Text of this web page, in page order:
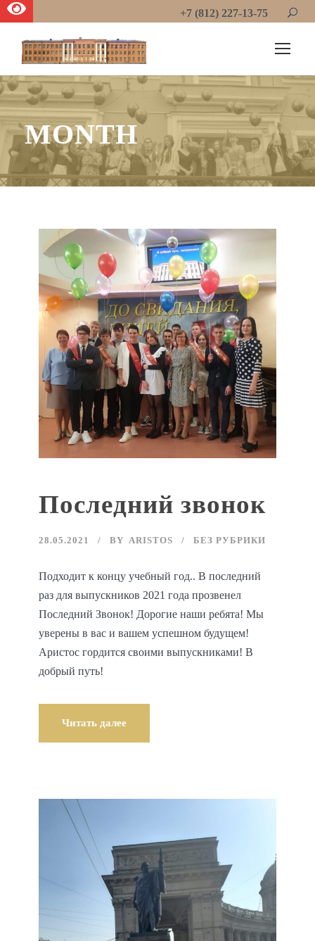
+7 (812) 227-13-75
MONTH
Последний звонок
28.05.2021 BY ARISTOS БЕЗ РУБРИКИ
Подходит к концу учебный год.. В последний
раз для выпускников 2021 года прозвенел
Последний Звонок! Дорогие наши ребята! Мы
уверены в вас и вашем успешном будущем!
Аристос гордится своими выпускниками! В
добрый путь!
Читать далее